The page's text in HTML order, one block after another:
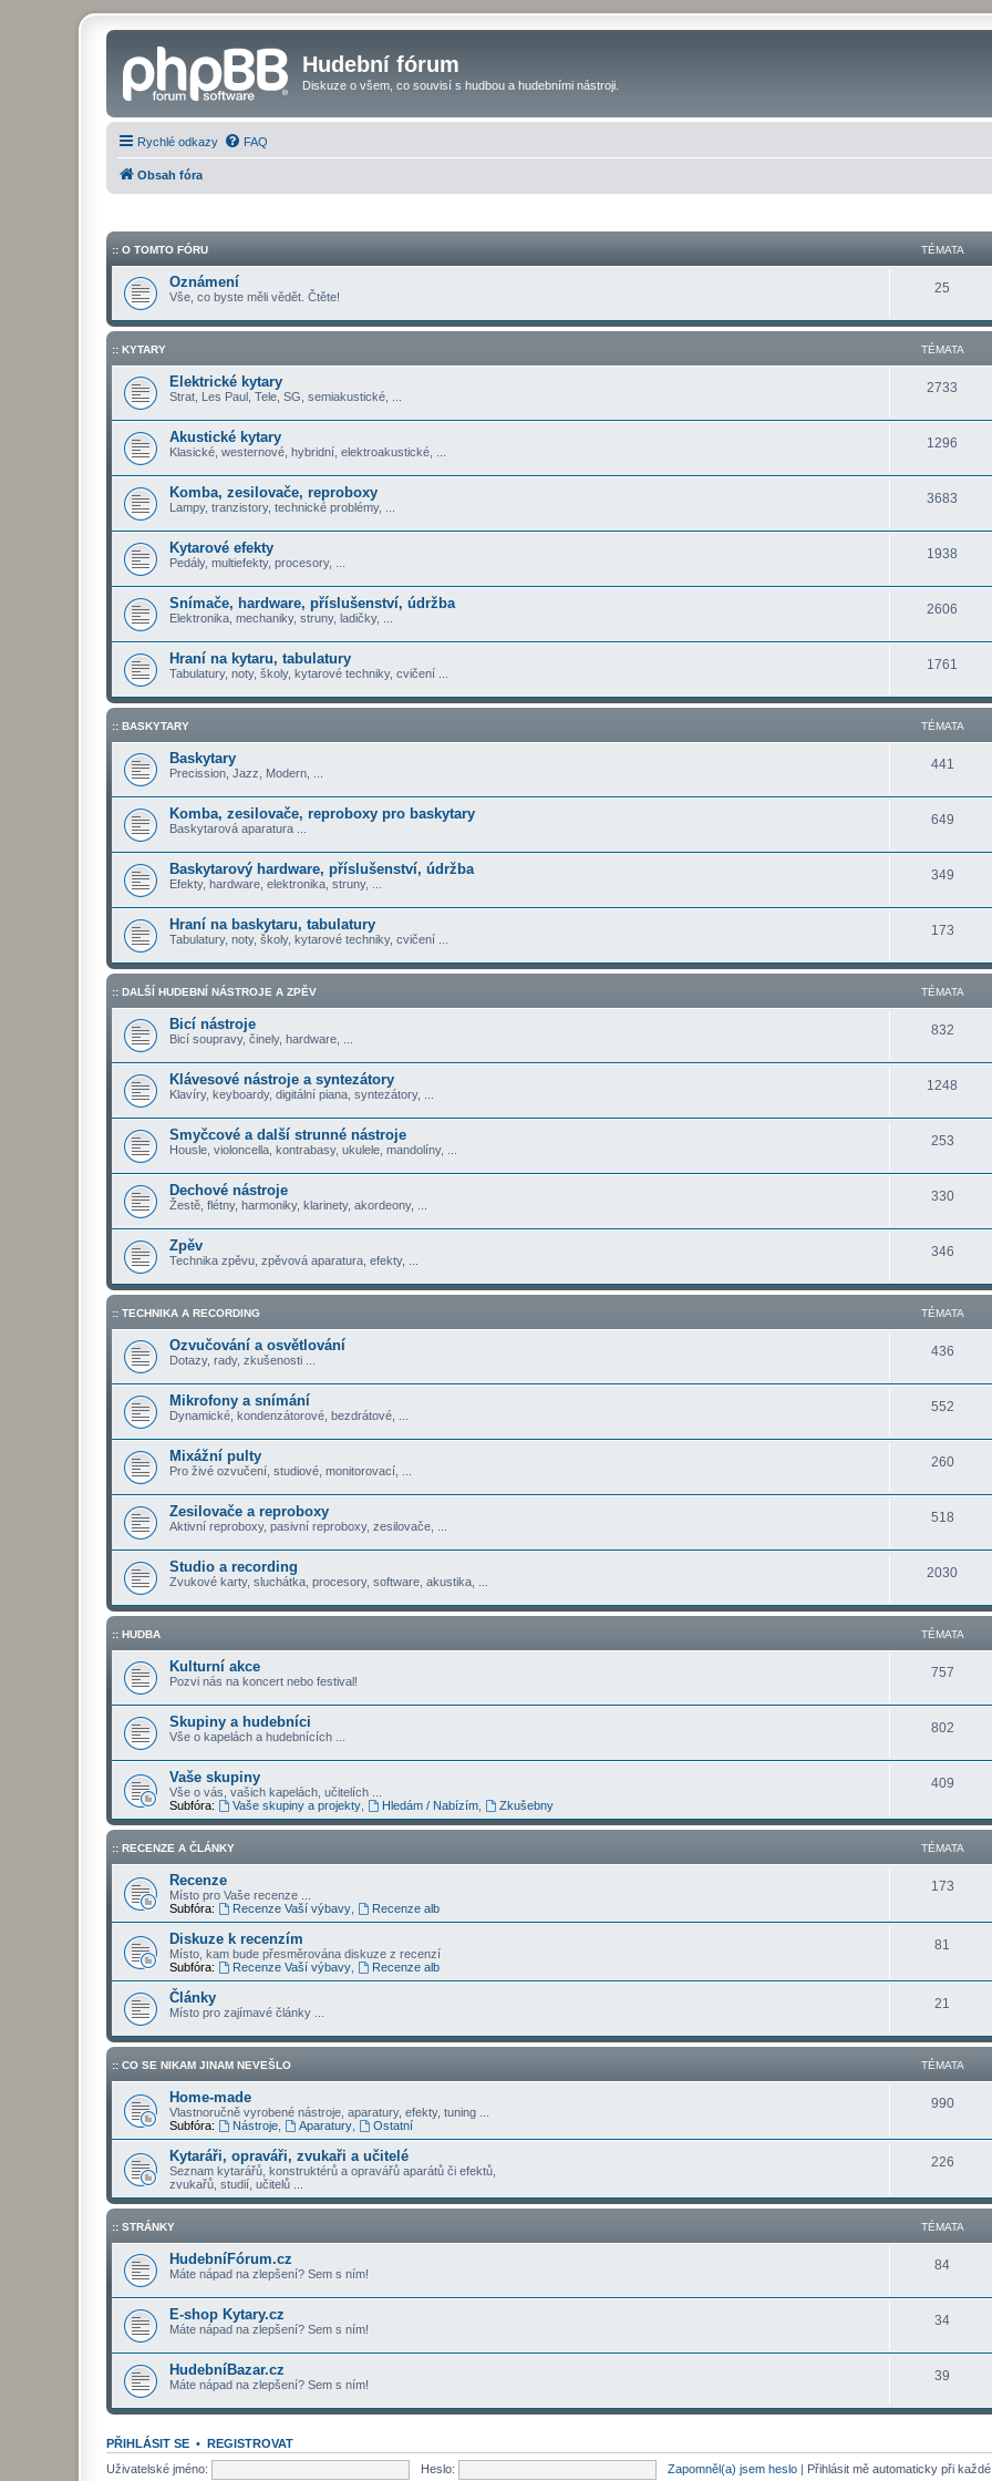
Hudební fórum
Diskuze o všem, co souvisí s hudbou a hudebními nástroji.
Rychlé odkazy FAQ
Obsah fóra
:: O TOMTO FÓRU TÉMATA
Oznámení
Vše, co byste měli vědět. Čtěte!
25
:: KYTARY TÉMATA
Elektrické kytary
Strat, Les Paul, Tele, SG, semiakustické, ...
2733
Akustické kytary
Klasické, westernové, hybridní, elektroakustické, ...
1296
Komba, zesilovače, reproboxy
Lampy, tranzistory, technické problémy, ...
3683
Kytarové efekty
Pedály, multiefekty, procesory, ...
1938
Snímače, hardware, příslušenství, údržba
Elektronika, mechaniky, struny, ladičky, ...
2606
Hraní na kytaru, tabulatury
Tabulatury, noty, školy, kytarové techniky, cvičení ...
1761
:: BASKYTARY TÉMATA
Baskytary
Precission, Jazz, Modern, ...
441
Komba, zesilovače, reproboxy pro baskytary
Baskytarová aparatura ...
649
Baskytarový hardware, příslušenství, údržba
Efekty, hardware, elektronika, struny, ...
349
Hraní na baskytaru, tabulatury
Tabulatury, noty, školy, kytarové techniky, cvičení ...
173
:: DALŠÍ HUDEBNÍ NÁSTROJE A ZPĚV TÉMATA
Bicí nástroje
Bicí soupravy, činely, hardware, ...
832
Klávesové nástroje a syntezátory
Klavíry, keyboardy, digitální piana, syntezátory, ...
1248
Smyčcové a další strunné nástroje
Housle, violoncella, kontrabasy, ukulele, mandolíny, ...
253
Dechové nástroje
Žestě, flétny, harmoniky, klarinety, akordeony, ...
330
Zpěv
Technika zpěvu, zpěvová aparatura, efekty, ...
346
:: TECHNIKA A RECORDING TÉMATA
Ozvučování a osvětlování
Dotazy, rady, zkušenosti ...
436
Mikrofony a snímání
Dynamické, kondenzátorové, bezdrátové, ...
552
Mixážní pulty
Pro živé ozvučení, studiové, monitorovací, ...
260
Zesilovače a reproboxy
Aktivní reproboxy, pasivní reproboxy, zesilovače, ...
518
Studio a recording
Zvukové karty, sluchátka, procesory, software, akustika, ...
2030
:: HUDBA TÉMATA
Kulturní akce
Pozvi nás na koncert nebo festival!
757
Skupiny a hudebníci
Vše o kapelách a hudebnících ...
802
Vaše skupiny
Vše o vás, vašich kapelách, učitelích ...
Subfóra:
Vaše skupiny a projekty, Hledám / Nabízím, Zkušebny
409
:: RECENZE A ČLÁNKY TÉMATA
Recenze
Místo pro Vaše recenze ...
Subfóra:
Recenze Vaší výbavy, Recenze alb
173
Diskuze k recenzím
Místo, kam bude přesměrována diskuze z recenzí
Subfóra:
Recenze Vaší výbavy, Recenze alb
81
Články
Místo pro zajímavé články ...
21
:: CO SE NIKAM JINAM NEVEŠLO TÉMATA
Home-made
Vlastnoručně vyrobené nástroje, aparatury, efekty, tuning ...
Subfóra:
Nástroje, Aparatury, Ostatní
990
Kytaráři, opraváři, zvukaři a učitelé
Seznam kytarářů, konstruktérů a opravářů aparátů či efektů,
zvukařů, studií, učitelů ...
226
:: STRÁNKY TÉMATA
HudebníFórum.cz
Máte nápad na zlepšení? Sem s ním!
84
E-shop Kytary.cz
Máte nápad na zlepšení? Sem s ním!
34
HudebníBazar.cz
Máte nápad na zlepšení? Sem s ním!
39
PŘIHLÁSIT SE • REGISTROVAT
Uživatelské jméno:
Heslo: Zapomněl(a) jsem heslo | Přihlásit mě automaticky při